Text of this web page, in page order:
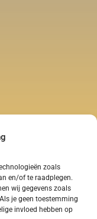
zoals
en/of te raadplegen.
wij gegevens zoals
je geen toestemming
invloed hebben op